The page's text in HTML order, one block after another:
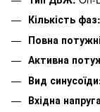
Кількість фаз:
Повна
Активна
Вид
Вхідна